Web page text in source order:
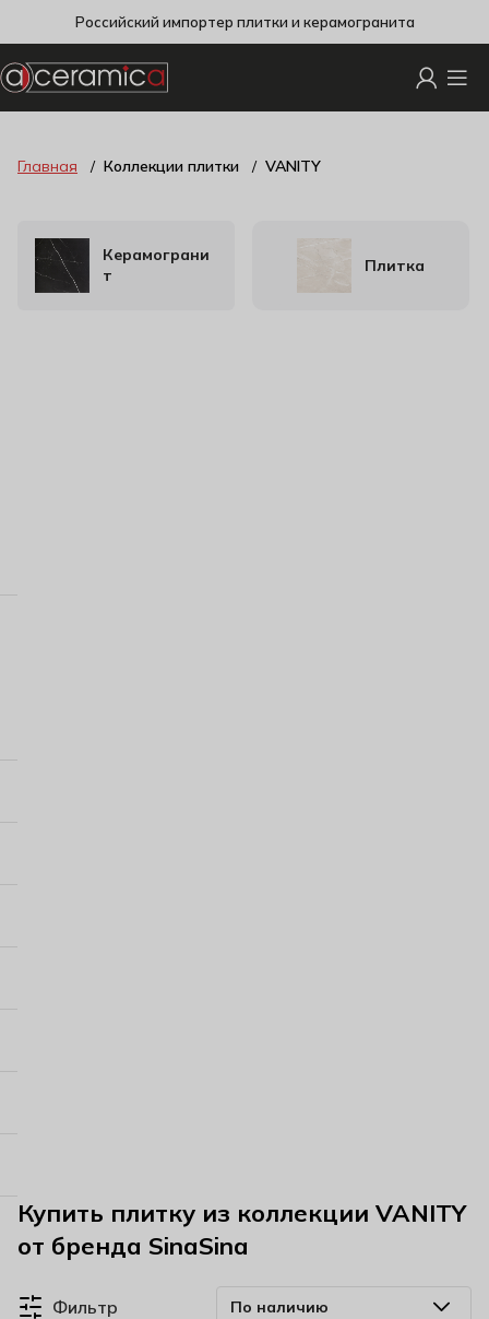
Российский импортер плитки и керамогранита
Главная Коллекции плитки VANITY
Керамограни
т
Плитка
Купить плитку из коллекции VANITY
от бренда SinaSina
Фильтр